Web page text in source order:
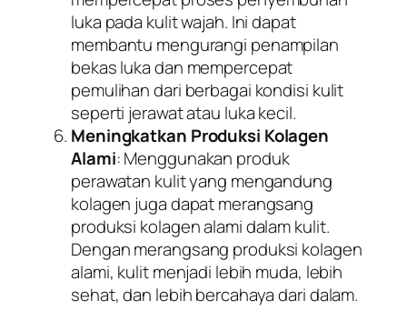
luka pada kulit wajah. Ini dapat
membantu mengurangi penampilan
bekas luka dan mempercepat
pemulihan dari berbagai kondisi kulit
seperti jerawat atau luka kecil.
Meningkatkan Produksi Kolagen
Alami: Menggunakan produk
perawatan kulit yang mengandung
kolagen juga dapat merangsang
produksi kolagen alami dalam kulit.
Dengan merangsang produksi kolagen
alami, kulit menjadi lebih muda, lebih
sehat, dan lebih bercahaya dari dalam.